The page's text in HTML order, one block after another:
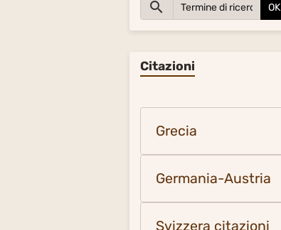
OK
Citazioni
Grecia
Germania-Austria
Svizzera citazioni